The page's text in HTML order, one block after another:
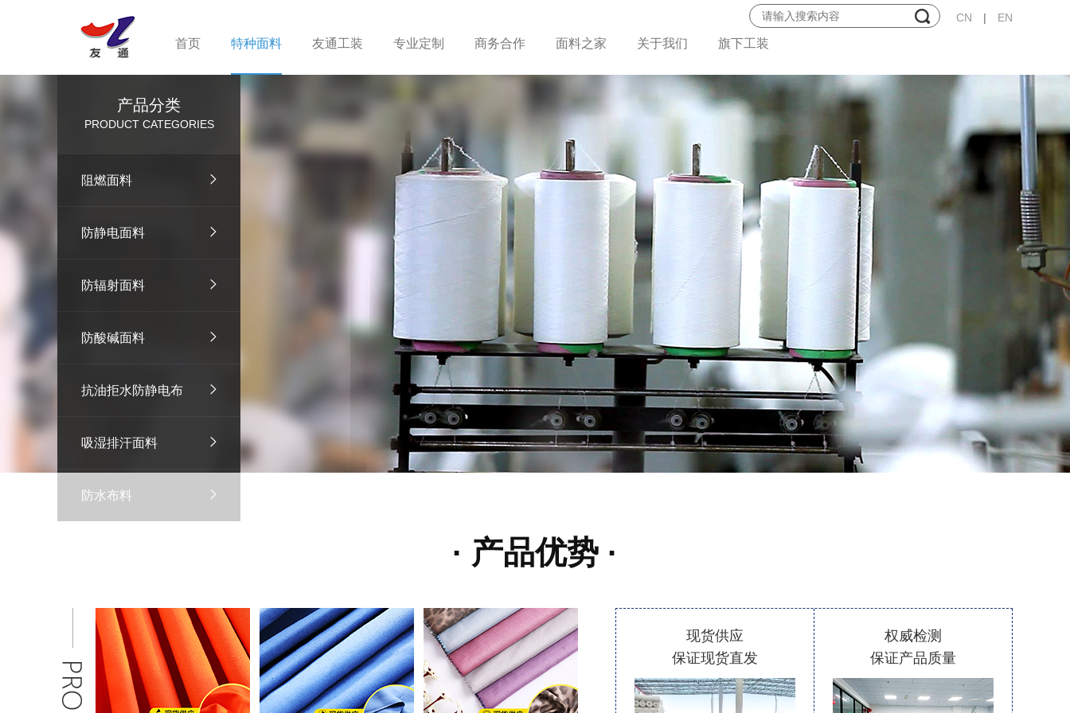
CN | EN
首页 特种面料 友通工装 专业定制 商务合作 面料之家 关于我们 旗下工装
产品分类
PRODUCT CATEGORIES
阻燃面料
防静电面料
防辐射面料
防酸碱面料
抗油拒水防静电布
吸湿排汗面料
防水布料
· 产品优势 ·
现货供应
保证现货直发
权威检测
保证产品质量